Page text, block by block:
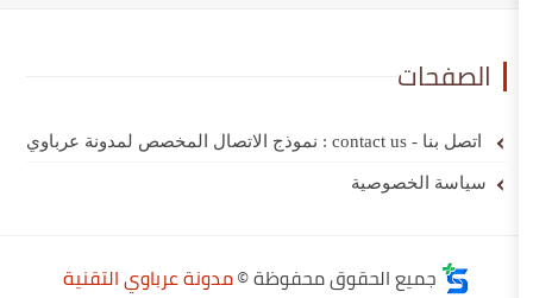
الحقوق محفوظة ©مدونة عرباوي التقنية